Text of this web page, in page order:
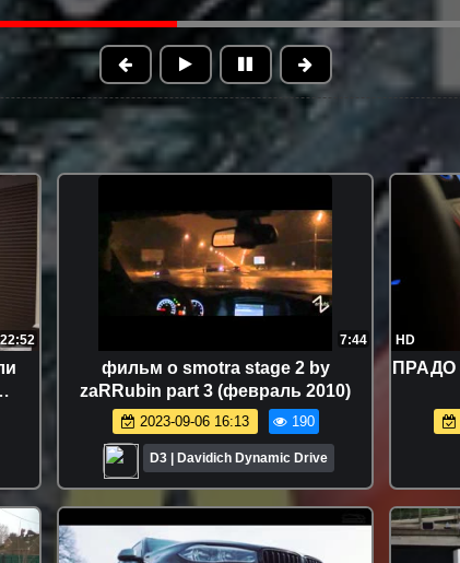
22:52 7:44
фильм о smotra stage 2 by
zaRRubin part 3 (февраль 2010)
2023-09-06 16:13 190
D3 | Davidich Dynamic Drive
HD
ПРАДО